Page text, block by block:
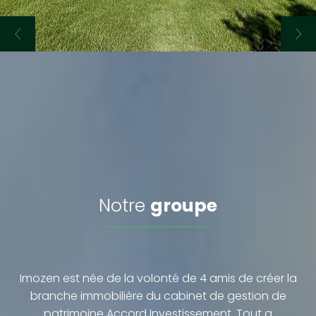
notre groupe
Imozen est née de la volonté de 4 amis de créer la
branche immobilière du cabinet de gestion de